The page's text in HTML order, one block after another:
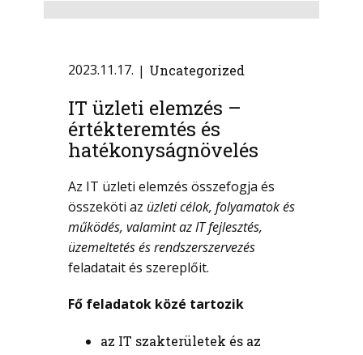
2023.11.17. Uncategorized
IT üzleti elemzés –
értékteremtés és
hatékonyságnövelés
Az IT üzleti elemzés összefogja és
összeköti az üzleti célok, folyamatok és
működés, valamint az IT fejlesztés,
üzemeltetés és rendszerszervezés
feladatait és szereplőit.
Fő feladatok közé tartozik
az IT szakterületek és az